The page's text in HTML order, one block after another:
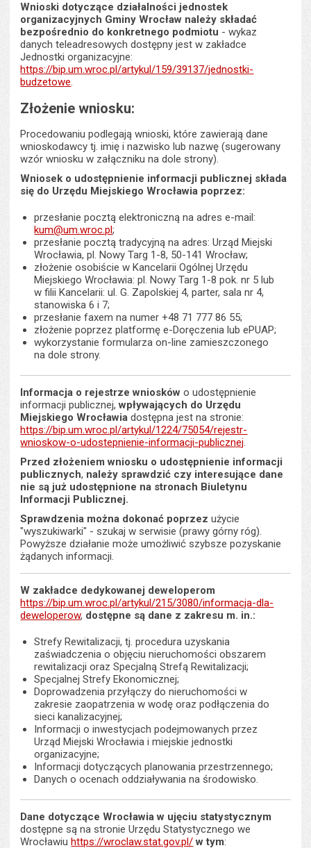
Wnioski dotyczące działalności jednostek
organizacyjnych Gminy Wrocław należy składać
bezpośrednio do konkretnego podmiotu - wykaz
danych teleadresowych dostępny jest w zakładce
Jednostki organizacyjne:
https://bip.um.wroc.pl/artykul/159/39137/jednostki-
budzetowe.
Złożenie wniosku:
Procedowaniu podlegają wnioski, które zawierają dane
wnioskodawcy tj. imię i nazwisko lub nazwę (sugerowany
wzór wniosku w załączniku na dole strony).
Wniosek o udostępnienie informacji publicznej składa
się do Urzędu Miejskiego Wrocławia poprzez:
przesłanie pocztą elektroniczną na adres e-mail:
kum@um.wroc.pl;
przesłanie pocztą tradycyjną na adres: Urząd Miejski
Wrocławia, pl. Nowy Targ 1-8, 50-141 Wrocław;
złożenie osobiście w Kancelarii Ogólnej Urzędu
Miejskiego Wrocławia: pl. Nowy Targ 1-8 pok. nr 5 lub
w filii Kancelarii: ul. G. Zapolskiej 4, parter, sala nr 4,
stanowiska 6 i 7;
przesłanie faxem na numer +48 71 777 86 55;
złożenie poprzez platformę e-Doręczenia lub ePUAP;
wykorzystanie formularza on-line zamieszczonego
na dole strony.
Informacja o rejestrze wniosków o udostępnienie
informacji publicznej,wpływających do Urzędu
Miejskiego Wrocławiadostępna jest na stronie:
https://bip.um.wroc.pl/artykul/1224/75054/rejestr-
wnioskow-o-udostepnienie-informacji-publicznej.
Przed złożeniem wniosku o udostępnienie informacji
publicznych, należy sprawdzić czy interesujące dane
nie są już udostępnione na stronach Biuletynu
Informacji Publicznej.
Sprawdzenia można dokonać poprzez użycie
"wyszukiwarki" - szukaj w serwisie (prawy górny róg).
Powyższe działanie może umożliwić szybsze pozyskanie
żądanych informacji.
W zakładce dedykowanej deweloperom
https://bip.um.wroc.pl/artykul/215/3080/informacja-dla-
deweloperow, dostępne są dane z zakresu m. in.:
Strefy Rewitalizacji, tj. procedura uzyskania
zaświadczenia o objęciu nieruchomości obszarem
rewitalizacji oraz Specjalną Strefą Rewitalizacji;
Specjalnej Strefy Ekonomicznej;
Doprowadzenia przyłączy do nieruchomości w
zakresie zaopatrzenia w wodę oraz podłączenia do
sieci kanalizacyjnej;
Informacji o inwestycjach podejmowanych przez
Urząd Miejski Wrocławia i miejskie jednostki
organizacyjne;
Informacji dotyczących planowania przestrzennego;
Danych o ocenach oddziaływania na środowisko.
Dane dotyczące Wrocławia w ujęciu statystycznym
dostępne są na stronie Urzędu Statystycznego we
Wrocławiu https://wroclaw.stat.gov.pl/ w tym: